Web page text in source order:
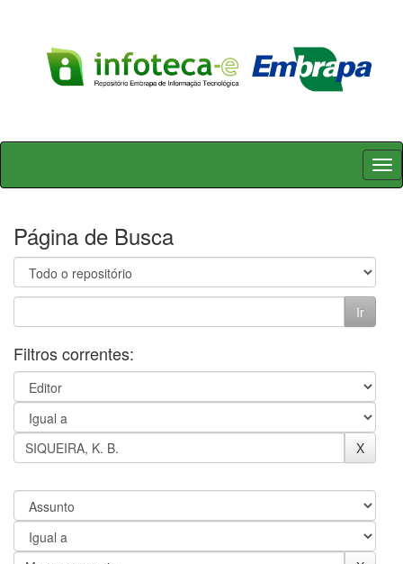
Skip
Página de Busca
Filtros correntes: